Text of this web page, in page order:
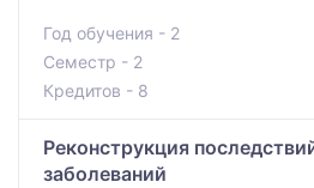
Год обучения - 2
Семестр - 2
Кредитов - 8
Реконструкция
заболеваний